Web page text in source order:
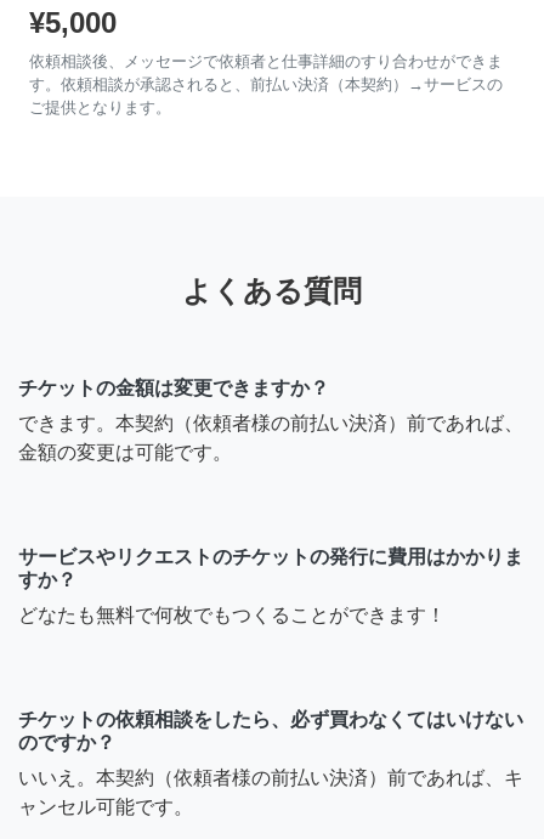
¥5,000
依頼相談後、メッセージで依頼者と仕事詳細のすり合わせができま
す。依頼相談が承認されると、前払い決済（本契約）→サービスの
ご提供となります。
よくある質問
チケットの金額は変更できますか？
できます。本契約（依頼者様の前払い決済）前であれば、
金額の変更は可能です。
サービスやリクエストのチケットの発行に費用はかかりま
すか？
どなたも無料で何枚でもつくることができます！
チケットの依頼相談をしたら、必ず買わなくてはいけない
のですか？
いいえ。本契約（依頼者様の前払い決済）前であれば、キ
ャンセル可能です。